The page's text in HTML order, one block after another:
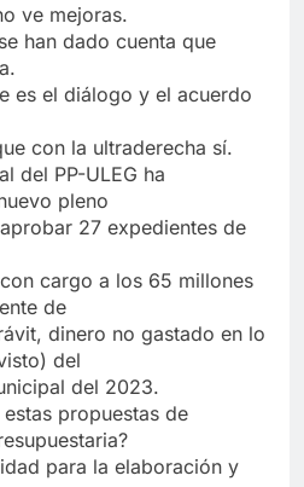
ve mejoras.
han dado cuenta que
es el diálogo y el acuerdo
con la ultraderecha sí.
del PP-ULEG ha
pleno
27 expedientes de
cargo a los 65 millones
de
dinero no gastado en lo
del
del 2023.
propuestas de
para la elaboración y